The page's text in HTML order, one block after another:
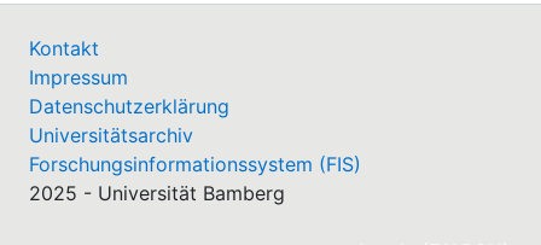
Kontakt
Impressum
Datenschutzerklärung
Universitätsarchiv
Forschungsinformationssystem (FIS)
2025 - Universität Bamberg